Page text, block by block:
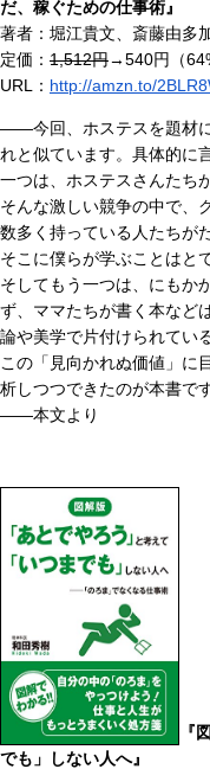
だ、稼ぐための仕事術』
著者：堀江貴文、斎藤由多
定価： 1,512円→540円（
URL： http://amzn.to/
――今回、ホステスを題材
れと似ています。具体的に
一つは、ホステスさんたち
そんな激しい競争の中で、
数多く持っている人たちが
そこに僕らが学ぶことはと
そしてもう一つは、にもか
ず、ママたちが書く本など
論や美学で片付けられている
この「見向かれぬ価値」に
析しつつできたのが本書で
――本文より
『
でも」しない人へ』